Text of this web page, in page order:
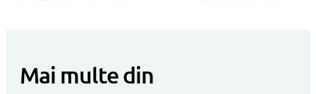
Mai multe din